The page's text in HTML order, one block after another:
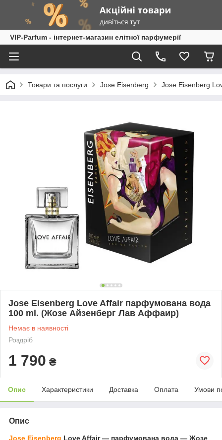
VIP-Parfum - інтернет-магазин елітної парфумерії
Товари та послуги Jose Eisenberg Jose Eisenberg
Jose Eisenberg Love Affair парфумована вода
100 ml. (Жозе Айзенберг Лав Аффаир)
Немає в наявності
Роздріб
1 790 ₴
Опис Характеристики Доставка Оплата Умови
Опис
Jose Eisenberg Love Affair ― парфумована вода ― Жозе